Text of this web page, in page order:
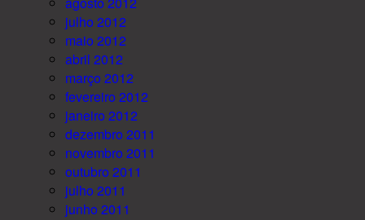
julho 2012
maio 2012
abril 2012
março 2012
fevereiro 2012
janeiro 2012
dezembro 2011
novembro 2011
outubro 2011
julho 2011
junho 2011